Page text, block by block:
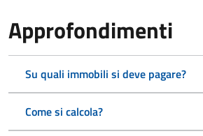
Approfondimenti
Su quali immobili si deve pagare?
Come si calcola?